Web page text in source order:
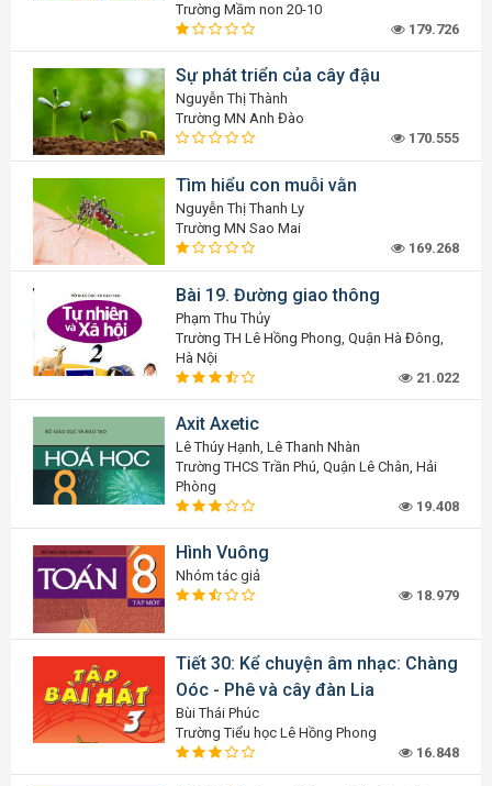
Trường Mầm non 20-10
179.726
Sự phát triển của cây đậu
Nguyễn Thị Thành
Trường MN Anh Đào
170.555
Tìm hiểu con muỗi vằn
Nguyễn Thị Thanh Ly
Trường MN Sao Mai
169.268
Bài 19. Đường giao thông
Phạm Thu Thủy
Trường TH Lê Hồng Phong, Quận Hà Đông,
Hà Nội
21.022
Axit Axetic
Lê Thúy Hạnh, Lê Thanh Nhàn
Trường THCS Trần Phú, Quận Lê Chân, Hải
Phòng
19.408
Hình Vuông
Nhóm tác giả
18.979
Tiết 30: Kể chuyện âm nhạc: Chàng
Oóc - Phê và cây đàn Lia
Bùi Thái Phúc
Trường Tiểu học Lê Hồng Phong
16.848